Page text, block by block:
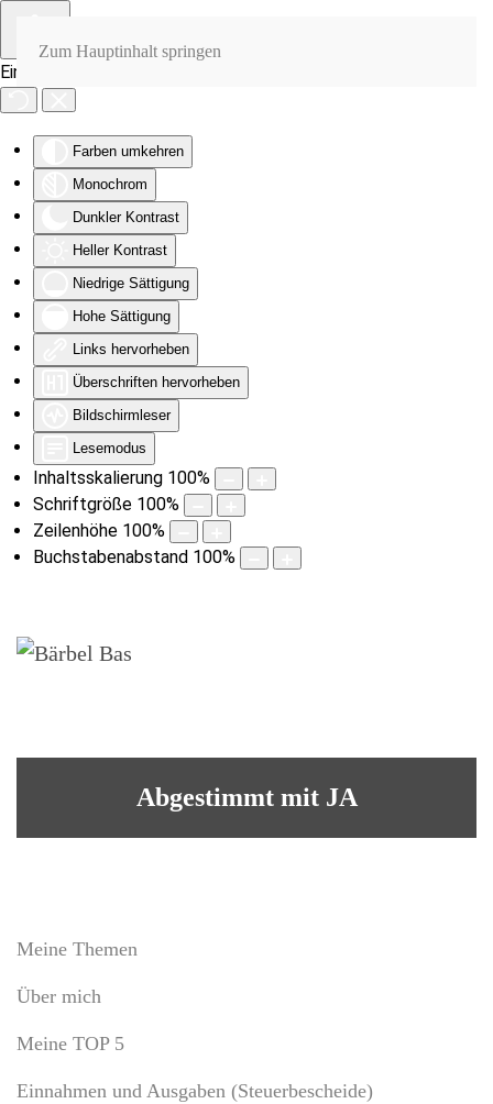
Eingabehilfen öffnen
Farben umkehren
Monochrom
Dunkler Kontrast
Heller Kontrast
Niedrige Sättigung
Hohe Sättigung
Links hervorheben
Überschriften hervorheben
Bildschirmleser
Lesemodus
Inhaltsskalierung 100%
Schriftgröße 100%
Zeilenhöhe 100%
Buchstabenabstand 100%
Zum Hauptinhalt springen
Abgestimmt mit JA
Meine Themen
Über mich
Meine TOP 5
Einnahmen und Ausgaben (Steuerbescheide)